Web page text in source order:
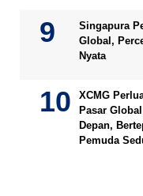
Singapura
Global,
Nyata
XCMG
Pasar
Depan,
Pemuda